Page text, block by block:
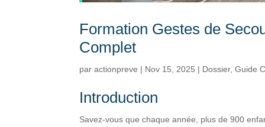
Formation Gestes de
Complet
paractionpreve | Nov 15, 2025 | Dossier,Guide
Introduction
Savez-vous que chaque année, plus de 900